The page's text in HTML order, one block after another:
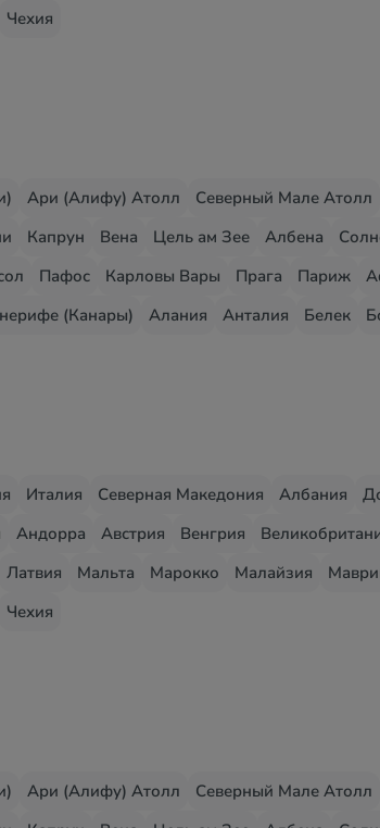
Чехия
Ари (Алифу) Атолл Северный Мале Атолл
Капрун Вена Цель ам Зее Албена
Пафос Карловы Вары Прага Париж
(Канары) Алания Анталия Белек
Италия Северная Македония Албания
Андорра Австрия Венгрия
Латвия Мальта Марокко Малайзия
Чехия
Ари (Алифу) Атолл Северный Мале Атолл